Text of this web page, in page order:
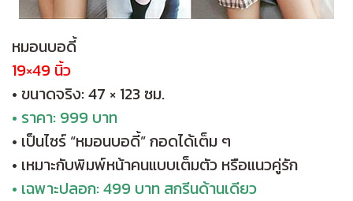
หมอนบอดี้
19×49 นิ้ว
• ขนาดจริง: 47 × 123 ซม.
• ราคา: 999 บาท
• เป็นไซร์ “หมอนบอดี้” กอดได้เต็ม ๆ
• เหมาะกับพิมพ์หน้าคนแบบเต็มตัว หรือแนวคู่รัก
• เฉพาะปลอก: 499 บาท สกรีนด้านเดียว